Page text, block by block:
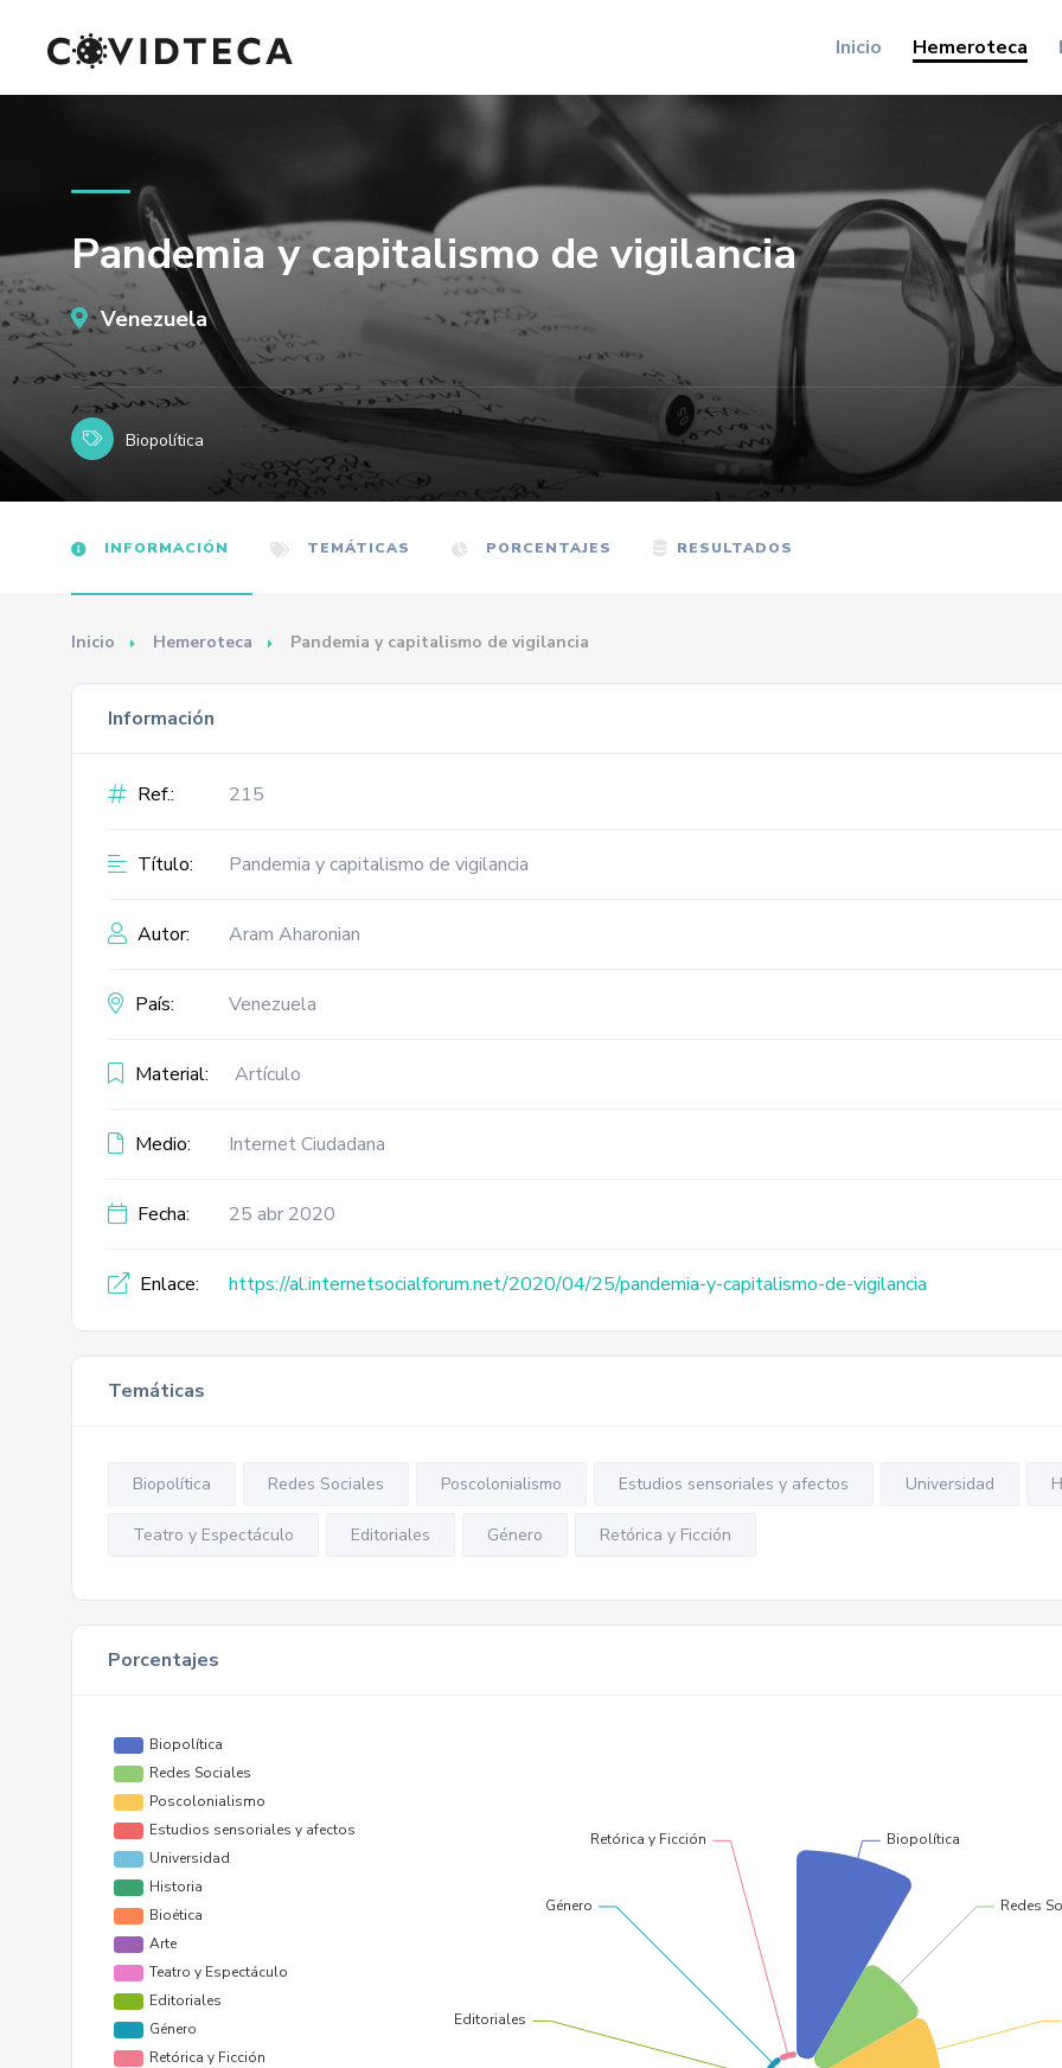
Inicio Hemeroteca
Pandemia y capitalismo de vigilancia
Venezuela
Biopolítica
INFORMACIÓN TEMÁTICAS PORCENTAJES RESULTADOS
Inicio Hemeroteca Pandemia y capitalismo de vigilancia
Información
Ref.: 215
Título: Pandemia y capitalismo de vigilancia
Autor: Aram Aharonian
País: Venezuela
Material: Artículo
Medio: Internet Ciudadana
Fecha: 25 abr 2020
Enlace: https://al.internetsocialforum.net/2020/04/25/pandemia-y-capitalismo-de-vigilancia
Temáticas
Biopolítica Redes Sociales Poscolonialismo Estudios sensoriales y afectos Universidad
Teatro y Espectáculo Editoriales Género Retórica y Ficción
Porcentajes